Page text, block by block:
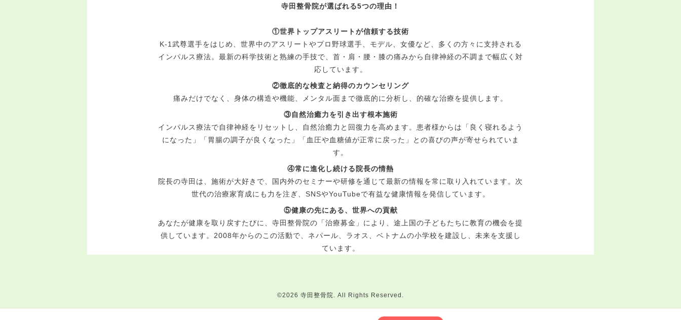
寺田整骨院が選ばれる5つの理由！
①世界トップアスリートが信頼する技術
K-1 武尊選手をはじめ、世界中のアスリートやプロ野球選手、モデル、女優など、多くの方々に支持される
インパルス療法。最新の科学技術と熟練の手技で、首・肩・腰・膝の痛みから自律神経の不調まで幅広く対
応しています。
②徹底的な検査と納得のカウンセリング
痛みだけでなく、身体の構造や機能、メンタル面まで徹底的に分析し、的確な治療を提供します。
③自然治癒力を引き出す根本施術
インパルス療法で自律神経をリセットし、自然治癒力と回復力を高めます。患者様からは「良く寝れるよう
になった」「胃腸の調子が良くなった」「血圧や血糖値が正常に戻った」との喜びの声が寄せられていま
す。
④常に進化し続ける院長の情熱
院長の寺田は、施術が大好きで、国内外のセミナーや研修を通じて最新の情報を常に取り入れています。次
世代の治療家育成にも力を注ぎ、 SNSやYouTubeで有益な健康情報を発信しています。
⑤健康の先にある、世界への貢献
あなたが健康を取り戻すたびに、寺田整骨院の「治療募金」により、途上国の子どもたちに教育の機会を提
供しています。 2008年からのこの活動で、ネパール、ラオス、ベトナムの小学校を建設し、未来を支援し
ています。
©2026 寺田整骨院 . All Rights Reserved.